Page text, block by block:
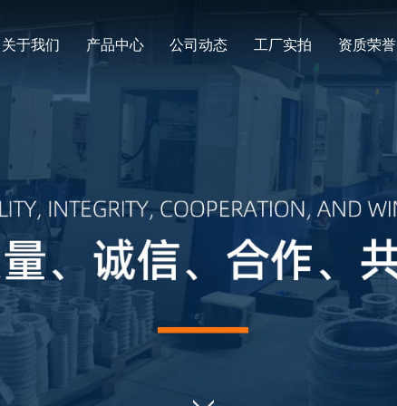
关于我们 产品中心 公司动态 工厂实拍 资质荣誉